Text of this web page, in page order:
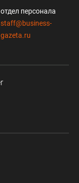
отдел персонала
staff@business-
gazeta.ru